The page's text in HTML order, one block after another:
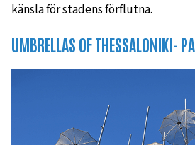
känsla för stadens förflutna.
UMBRELLAS OF THESSALONIKI-